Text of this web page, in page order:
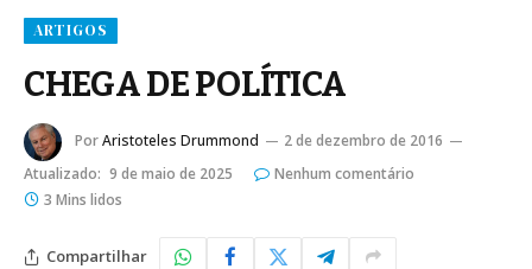
ARTIGOS
CHEGA DE POLÍTICA
PorAristoteles Drummond
2 de dezembro de 2016
Atualizado: 9 de maio de 2025
Nenhum comentário
3 Mins lidos
Compartilhar